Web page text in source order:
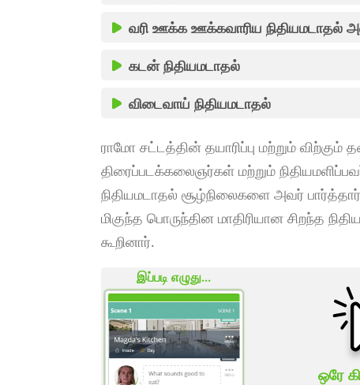
வரி ஊக்க ஊக்கவாரிய நிதியமடாதல்
கடன் நிதியமடாதல்
விடைவாய் நிதியமடாதல்
ராமோ சட்டத்தின் தயாரிப்பு மற்றும்
திரைப்படக்கலைஞர்கள் மற்றும்
நிதியமடாதல் சூழ்நிலைகளை அவர்
மிகுந்த பொருந்தின மாதிரியான சிறந்த
கூறினார்.
ஒரே
இப்படி எழுது...